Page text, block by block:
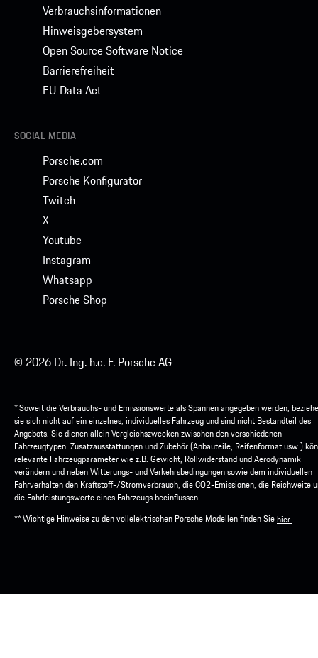
Verbrauchsinformationen
Hinweisgebersystem
Open Source Software Notice
Barrierefreiheit
EU Data Act
SOCIAL MEDIA
Porsche.com
Porsche Konfigurator
Twitch
X
Youtube
Instagram
Whatsapp
Porsche Shop
© 2026 Dr. Ing. h.c. F. Porsche AG
* Soweit die Verbrauchs- und Emissionswerte als Spannen angegeben werden,
sie sich nicht auf ein einzelnes, individuelles Fahrzeug und sind nicht Bestandteil des
Angebots. Sie dienen allein Vergleichszwecken zwischen den verschiedenen
Fahrzeugtypen. Zusatzausstattungen und Zubehör (Anbauteile, Reifenformat usw.)
relevante Fahrzeugparameter wie z.B. Gewicht, Rollwiderstand und Aerodynamik
verändern und neben Witterungs- und Verkehrsbedingungen sowie dem individuellen
Fahrverhalten den Kraftstoff-/Stromverbrauch, die CO2-Emissionen, die Reichweite
die Fahrleistungswerte eines Fahrzeugs beeinflussen.
** Wichtige Hinweise zu den vollelektrischen Porsche Modellen finden Siehier.